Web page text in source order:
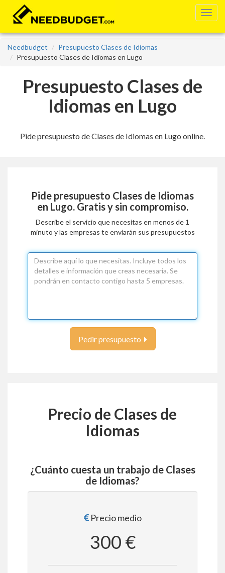
Needbudget
Presupuesto Clases de Idiomas
Presupuesto Clases de Idiomas en Lugo
Presupuesto Clases de
Idiomas en Lugo
Pide presupuesto de Clases de Idiomas en Lugo online.
Pide presupuesto Clases de Idiomas
en Lugo. Gratis y sin compromiso.
Describe el servicio que necesitas en menos de 1
minuto y las empresas te enviarán sus presupuestos
Pedir presupuesto
Precio de Clases de
Idiomas
¿Cuánto cuesta un trabajo de Clases
de Idiomas?
Precio medio
300 €